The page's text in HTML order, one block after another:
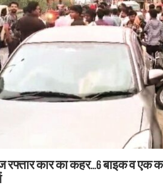
रफ्तार कार का कहर…6 बाइक व एक